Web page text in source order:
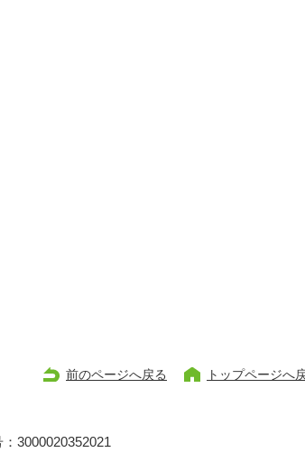
前のページへ戻る トップページへ
3000020352021